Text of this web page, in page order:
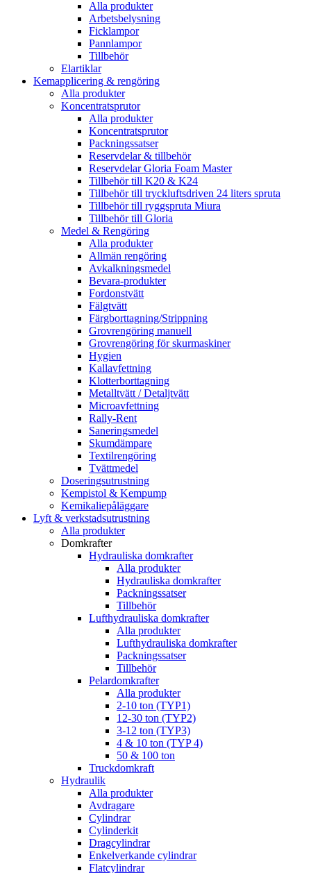
Alla produkter
Arbetsbelysning
Ficklampor
Pannlampor
Tillbehör
Elartiklar
Kemapplicering & rengöring
Alla produkter
Koncentratsprutor
Alla produkter
Koncentratsprutor
Packningssatser
Reservdelar & tillbehör
Reservdelar Gloria Foam Master
Tillbehör till K20 & K24
Tillbehör till tryckluftsdriven 24 liters spruta
Tillbehör till ryggspruta Miura
Tillbehör till Gloria
Medel & Rengöring
Alla produkter
Allmän rengöring
Avkalkningsmedel
Bevara-produkter
Fordonstvätt
Fälgtvätt
Färgborttagning/Strippning
Grovrengöring manuell
Grovrengöring för skurmaskiner
Hygien
Kallavfettning
Klotterborttagning
Metalltvätt / Detaljtvätt
Microavfettning
Rally-Rent
Saneringsmedel
Skumdämpare
Textilrengöring
Tvättmedel
Doseringsutrustning
Kempistol & Kempump
Kemikaliepåläggare
Lyft & verkstadsutrustning
Alla produkter
Domkrafter
Hydrauliska domkrafter
Alla produkter
Hydrauliska domkrafter
Packningssatser
Tillbehör
Lufthydrauliska domkrafter
Alla produkter
Lufthydrauliska domkrafter
Packningssatser
Tillbehör
Pelardomkrafter
Alla produkter
2-10 ton (TYP1)
12-30 ton (TYP2)
3-12 ton (TYP3)
4 & 10 ton (TYP 4)
50 & 100 ton
Truckdomkraft
Hydraulik
Alla produkter
Avdragare
Cylindrar
Cylinderkit
Dragcylindrar
Enkelverkande cylindrar
Flatcylindrar